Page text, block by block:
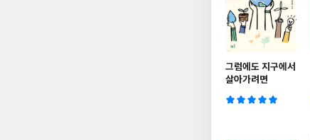
그럼에도 지구에서
살아가려면